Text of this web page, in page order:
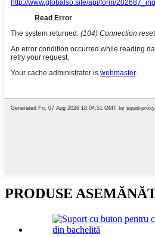
PRODUSE